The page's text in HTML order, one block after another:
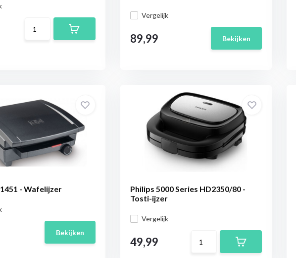
Vergelijk
89,99 Bekijken
- Wafelijzer
Bekijken
Philips 5000 Series HD2350/80 -
Tosti-ijzer
Vergelijk
49,99